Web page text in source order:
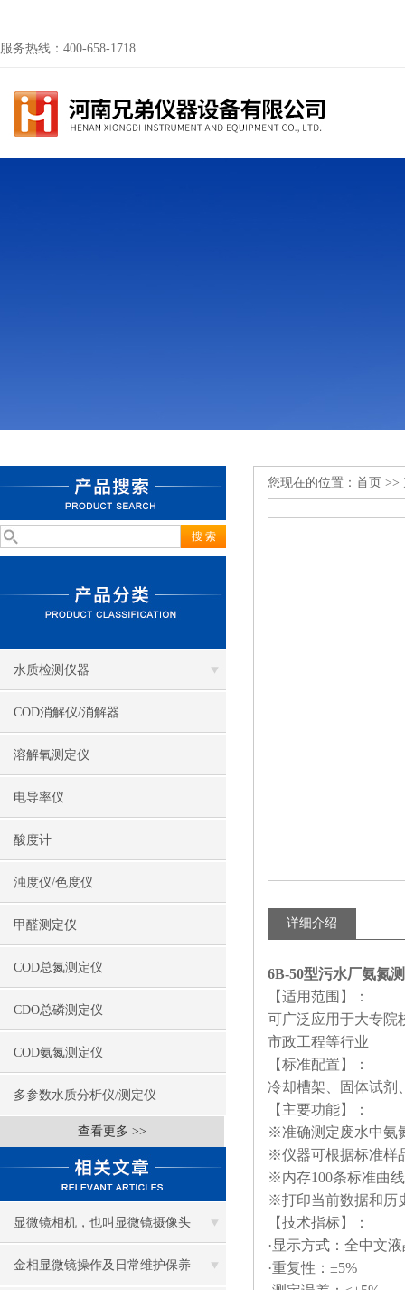
服务热线：400-658-1718
水质检测仪器
COD消解仪/消解器
溶解氧测定仪
电导率仪
酸度计
浊度仪/色度仪
甲醛测定仪
COD总氮测定仪
CDO总磷测定仪
COD氨氮测定仪
多参数水质分析仪/测定仪
查看更多 >>
显微镜相机，也叫显微镜摄像头
金相显微镜操作及日常维护保养
您现在的位置： 首页 >>
详细介绍
6B-50型污水厂氨氮
【适用范围】：
可广泛应用于大专院
市政工程等行业
【标准配置】：
冷却槽架、固体试剂
【主要功能】：
※准确测定废水中氨
※仪器可根据标准样
※内存100条标准曲
※打印当前数据和历
【技术指标】：
·显示方式：全中文
·重复性：±5%